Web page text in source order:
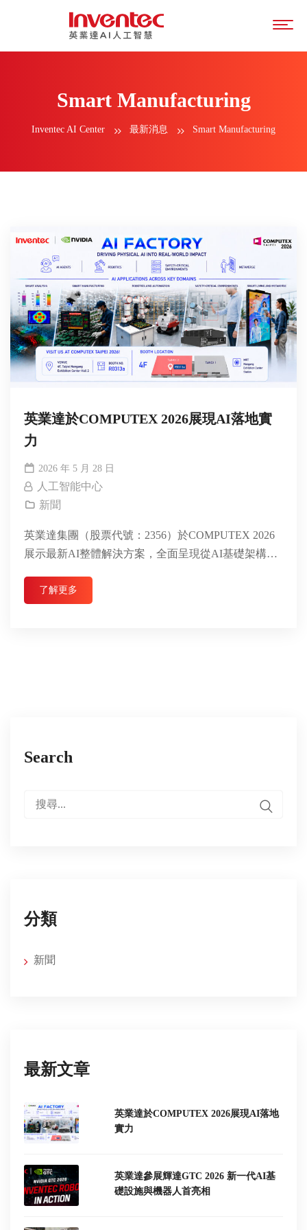
Smart Manufacturing
Inventec AI Center 最新消息 Smart Manufacturing
英業達於COMPUTEX 2026展現AI落地實
力
2026 年 5 月 28 日
人工智能中心
新聞
英業達集團（股票代號：2356）於COMPUTEX 2026
展示最新AI整體解決方案，全面呈現從AI基礎架構到
了解更多
Search
分類
新聞
最新文章
英業達於COMPUTEX 2026展現AI落地
實力
英業達參展輝達GTC 2026 新一代AI基
礎設施與機器人首亮相